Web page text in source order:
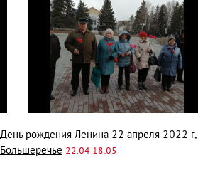
День рождения Ленина 22 апреля 2022 г,
Большеречье 22.04 18:05